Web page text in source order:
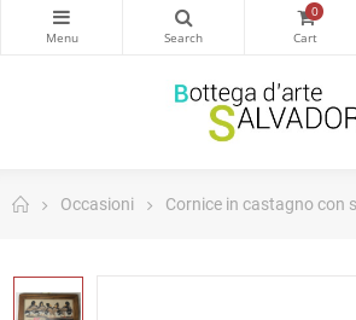
0
Occasioni Cornice in castagno con